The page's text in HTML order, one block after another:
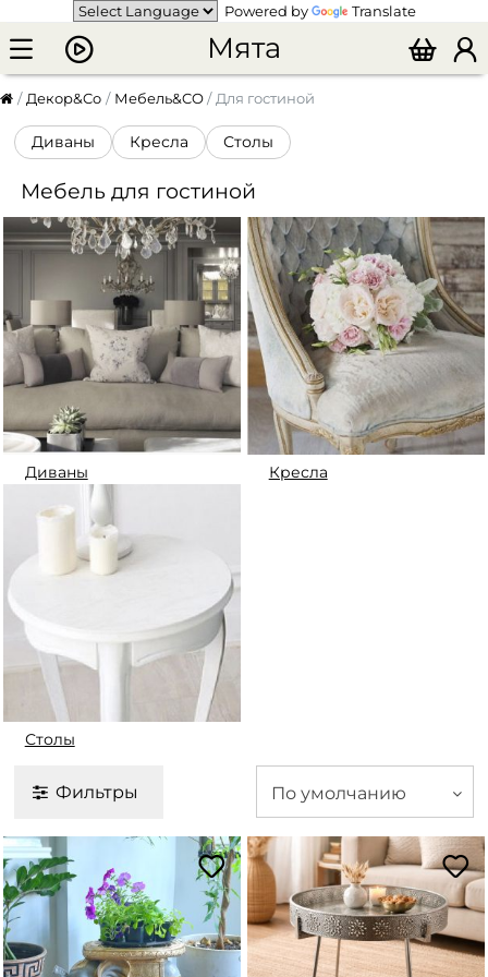
Powered by Translate
Мята
Декор&Co Мебель&CO Для гостиной
Диваны Кресла Столы
Мебель для гостиной
Диваны Кресла
Столы
Фильтры По умолчанию